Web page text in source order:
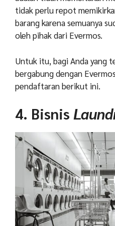
tidak perlu repot
barang karena semuanya
oleh pihak dari Evermos.
Untuk itu, bagi Anda yang
bergabung dengan
pendaftaran berikut ini.
4. Bisnis